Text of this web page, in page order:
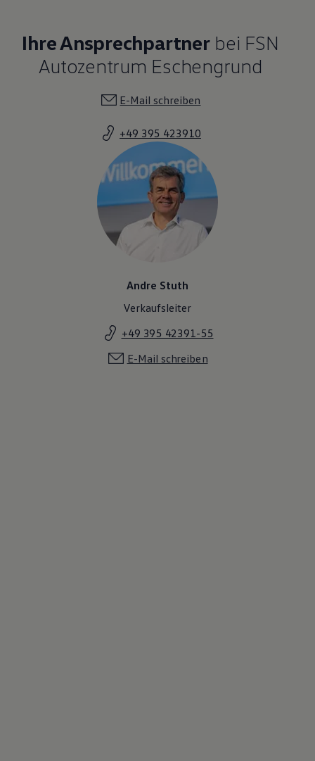
Ihre Ansprechpartnerbei FSN
Autozentrum Eschengrund
E-Mail schreiben
+49 395 423910
Andre Stuth
Verkaufsleiter
+49 395 42391-55
E-Mail schreiben